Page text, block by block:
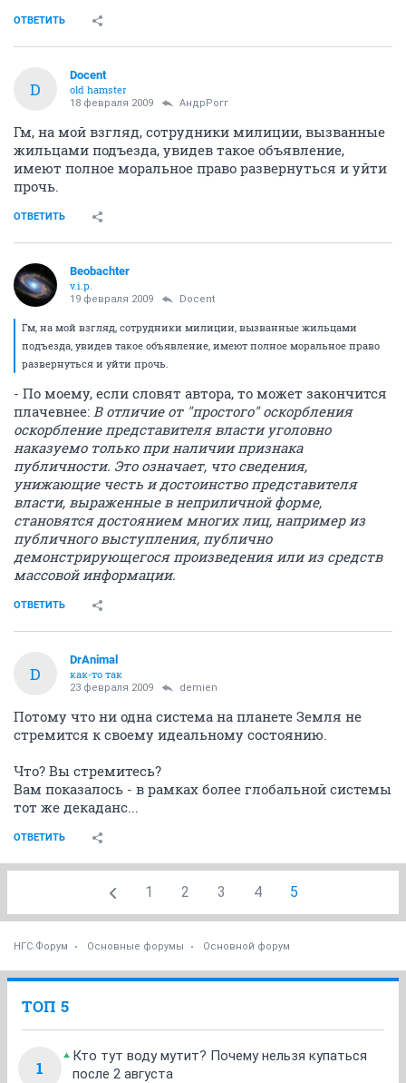
ОТВЕТИТЬ
D
Docent
old hamster
18 февраля 2009 АндрРогг
Гм, на мой взгляд, сотрудники милиции, вызванные
жильцами подъезда, увидев такое объявление,
имеют полное моральное право развернуться и уйти
прочь.
ОТВЕТИТЬ
Beobachter
v.i.p.
19 февраля 2009 Docent
Гм, на мой взгляд, сотрудники милиции, вызванные жильцами
подъезда, увидев такое объявление, имеют полное моральное право
развернуться и уйти прочь.
- По моему, если словят автора, то может закончится
плачевнее: В отличие от "простого" оскорбления
оскорбление представителя власти уголовно
наказуемо только при наличии признака
публичности. Это означает, что сведения,
унижающие честь и достоинство представителя
власти, выраженные в неприличной форме,
становятся достоянием многих лиц, например из
публичного выступления, публично
демонстрирующегося произведения или из средств
массовой информации.
ОТВЕТИТЬ
D
DrAnimal
как-то так
23 февраля 2009 demien
Потому что ни одна система на планете Земля не
стремится к своему идеальному состоянию.
Что? Вы стремитесь?
Вам показалось - в рамках более глобальной системы
тот же декаданс...
ОТВЕТИТЬ
1 2 3 4 5
НГС.Форум Основные форумы Основной форум
ТОП 5
1
Кто тут воду мутит? Почему нельзя купаться
после 2 августа